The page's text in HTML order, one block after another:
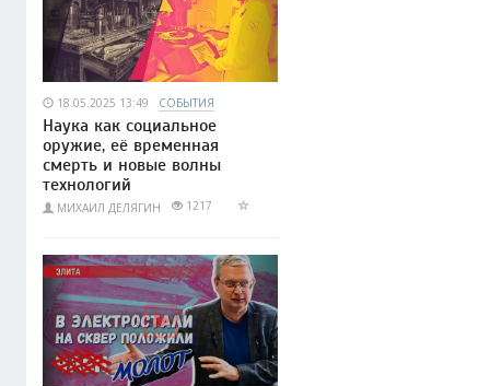
18.05.2025 13:49 СОБЫТИЯ
Наука как социальное
оружие, её временная
смерть и новые волны
технологий
МИХАИЛ ДЕЛЯГИН 1217